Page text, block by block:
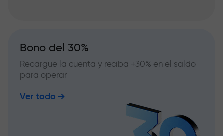
Bono del 30%
Recargue la cuenta y reciba +30% en el saldo
para operar
Ver todo